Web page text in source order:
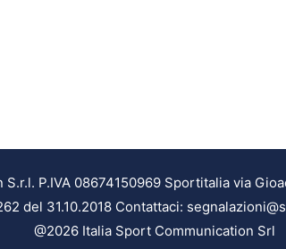
S.r.l. P.IVA 08674150969 Sportitalia via
del 31.10.2018 Contattaci:
@2026 Italia Sport Communication Srl